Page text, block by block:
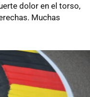
dolor en el torso,
Muchas